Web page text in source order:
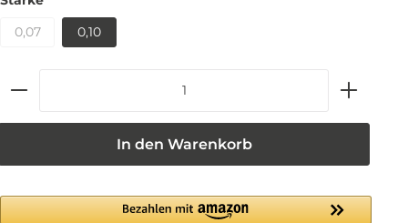
0,07
0,10
In den Warenkorb